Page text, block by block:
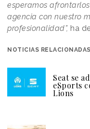
esperamos
agencia con nuestro
profesionalidad”, ha
NOTICIAS RELACIONADAS
Seat se
eSports
Lions